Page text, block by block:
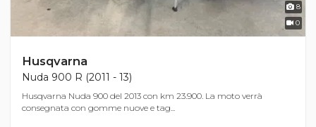
8
0
Husqvarna
Nuda 900 R (2011 - 13)
Husqvarna Nuda 900 del 2013 con km 23.900. La moto verrà
consegnata con gomme nuove e tag...